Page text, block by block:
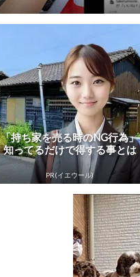
「持ち家を売る時のNG行為」
知ってるだけで得する事とは
PR(イエウール)